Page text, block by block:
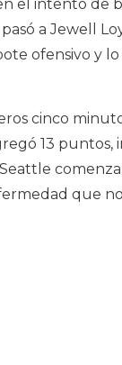
el intento de
a Jewell
ofensivo y
cinco
13
que no